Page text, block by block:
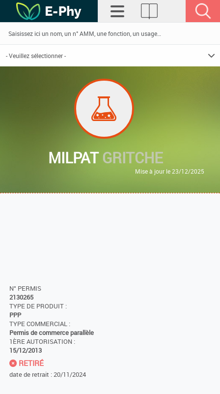
MILPATGRITCHE
Mise à jour le 23/12/2025
N° PERMIS
2130265
TYPE DE PRODUIT :
PPP
TYPE COMMERCIAL :
Permis de commerce parallèle
1ÈRE AUTORISATION :
15/12/2013
RETIRÉ
date de retrait : 20/11/2024